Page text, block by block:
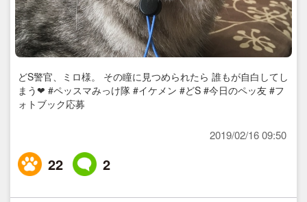
どS警官、ミロ様。 その瞳に見つめられたら 誰もが自白してし
まう❤︎ #ペッスマみっけ隊 #イケメン #どS #今日のペッ友 #フ
ォトブック応募
2019/02/16 09:50
22 2